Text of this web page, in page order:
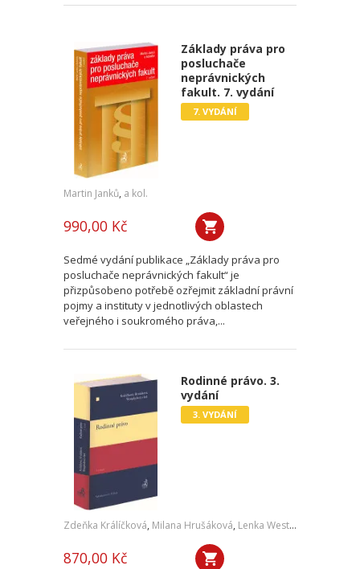
Základy práva pro
posluchače
neprávnických
fakult. 7. vydání
7. VYDÁNÍ
Martin Janků, a kol.
990,00 Kč
Sedmé vydání publikace „Základy práva pro
posluchače neprávnických fakult“ je
přizpůsobeno potřebě ozřejmit základní právní
pojmy a instituty v jednotlivých oblastech
veřejného i soukromého práva,...
Rodinné právo. 3.
vydání
3. VYDÁNÍ
Zdeňka Králíčková, Milana Hrušáková, Lenka Westphalová
870,00 Kč